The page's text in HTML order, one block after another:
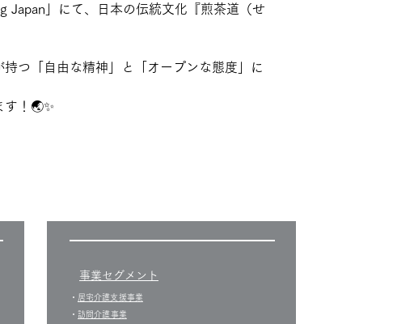
Japan」にて、日本の伝統文化『煎茶道（せ
つ「自由な精神」と「オープンな態度」に
！🌏✨
事業セグメント
​・ 居宅介護支援事業​
・ 訪問介護事業